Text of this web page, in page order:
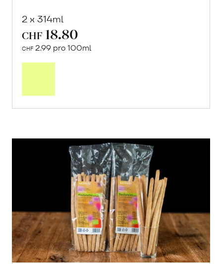
2 x 314ml
CHF 18.80
CHF 2.99 pro 100ml